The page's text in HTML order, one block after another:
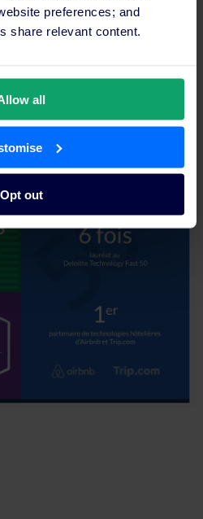
preferences; and
share relevant content.
all
Opt out